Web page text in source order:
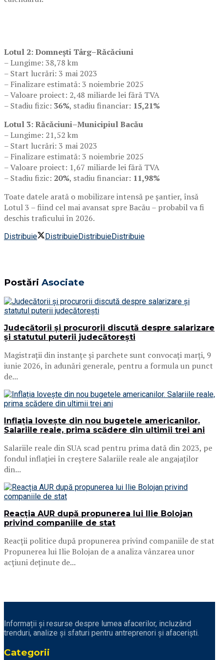
Lotul 2: Domnești Târg–Răcăciuni
– Lungime: 38,78 km
– Start lucrări: 3 mai 2023
– Finalizare estimată: 3 noiembrie 2025
– Valoare proiect: 2,48 miliarde lei fără TVA
– Stadiu fizic: 36%, stadiu financiar: 15,21%
Lotul 3: Răcăciuni–Municipiul Bacău
– Lungime: 21,52 km
– Start lucrări: 3 mai 2023
– Finalizare estimată: 3 noiembrie 2025
– Valoare proiect: 1,67 miliarde lei fără TVA
– Stadiu fizic: 20%, stadiu financiar: 11,98%
Toate datele arată o mobilizare intensă pe şantier, însă
Lotul 3 – fiind cel mai avansat spre Bacău – probabil va fi
deschis traficului în 2026.
Distribuie DistribuieDistribuieDistribuie
Postări Asociate
Judecătorii și procurorii discută despre salarizare
și statutul puterii judecătorești
Magistrații din instanțe și parchete sunt convocați marți, 9
iunie 2026, în adunări generale, pentru a formula un punct
de...
Inflația lovește din nou bugetele americanilor.
Salariile reale, prima scădere din ultimii trei ani
Salariile reale din SUA scad pentru prima dată din 2023, pe
fondul inflației în creștere Salariile reale ale angajaților
din...
Reacția AUR după propunerea lui Ilie Bolojan
privind companiile de stat
Reacții politice după propunerea privind companiile de stat
Propunerea lui Ilie Bolojan de a analiza vânzarea unor
acțiuni deținute de...
Informații și resurse despre lumea afacerilor, incluzând
trenduri, analize și sfaturi pentru antreprenori și afaceriști.
Categorii